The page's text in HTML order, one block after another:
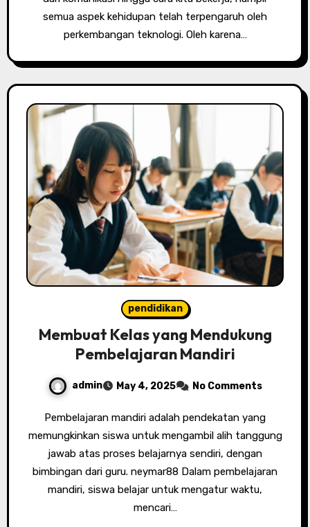
semua aspek kehidupan telah terpengaruh oleh
perkembangan teknologi. Oleh karena…
pendidikan
Membuat Kelas yang Mendukung
Pembelajaran Mandiri
admin May 4, 2025 No Comments
Pembelajaran mandiri adalah pendekatan yang
memungkinkan siswa untuk mengambil alih tanggung
jawab atas proses belajarnya sendiri, dengan
bimbingan dari guru. neymar88 Dalam pembelajaran
mandiri, siswa belajar untuk mengatur waktu,
mencari…